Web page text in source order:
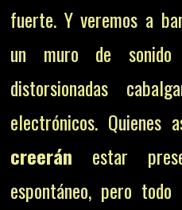
fuerte. Y veremos a
un muro de
distorsionadas
electrónicos. Quienes
creerán estar
espontáneo, pero